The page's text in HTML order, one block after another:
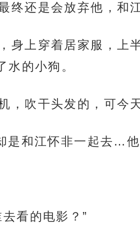
终还是会放弃他，和
身上穿着居家服，上
的小狗。
，吹干头发的，可今
是和江怀非一起去…
看的电影？”